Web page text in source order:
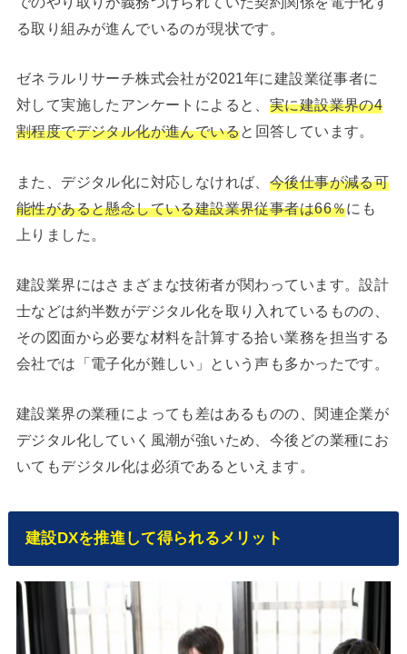
る取り組みが進んでいるのが現状です。
ゼネラルリサーチ株式会社が2021年に建設業従事者に
対して実施したアンケートによると、 実に建設業界の4
割程度でデジタル化が進んでいると回答しています。
また、デジタル化に対応しなければ、 今後仕事が減る可
能性があると懸念している建設業界従事者は66％にも
上りました。
建設業界にはさまざまな技術者が関わっています。設計
士などは約半数がデジタル化を取り入れているものの、
その図面から必要な材料を計算する拾い業務を担当する
会社では「電子化が難しい」という声も多かったです。
建設業界の業種によっても差はあるものの、関連企業が
デジタル化していく風潮が強いため、今後どの業種にお
いてもデジタル化は必須であるといえます。
建設DXを推進して得られるメリット